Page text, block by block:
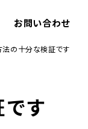
お問い合わせ
法の十分な検証です
す